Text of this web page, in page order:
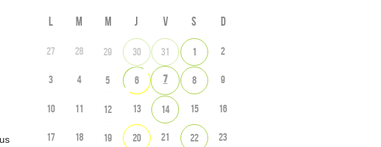
L M M J V S D
27 28 29 30 31 1 2
3 4 5 6 7 8 9
10 11 12 13 14 15 16
17 18 19 20 21 22 23